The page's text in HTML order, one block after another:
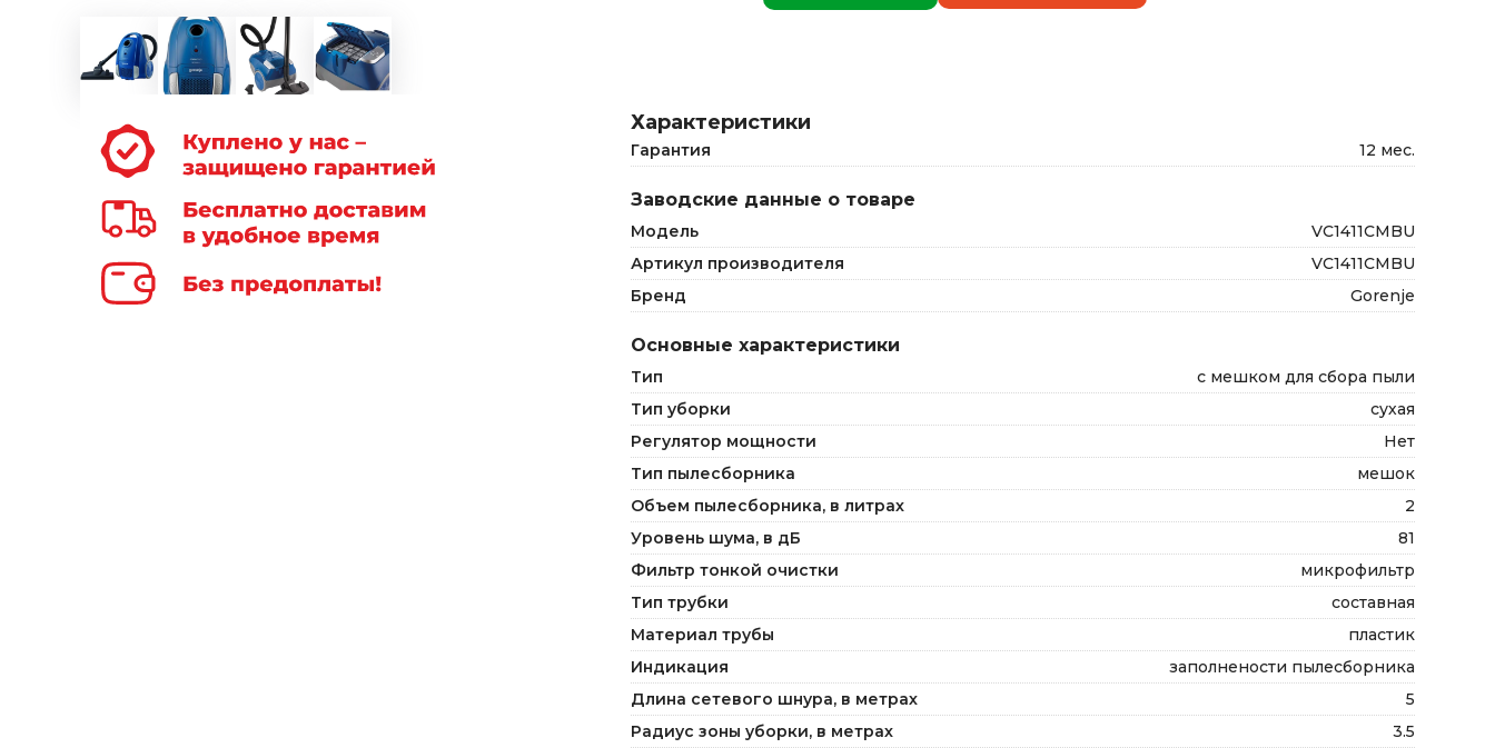
Характеристики
Гарантия 12 мес.
Заводские данные о товаре
Модель
VC1411CMBU
Артикул производителя
VC1411CMBU
Бренд
Gorenje
Основные характеристики
Тип
с мешком для сбора пыли
Тип уборки
сухая
Регулятор мощности
Нет
Тип пылесборника
мешок
Объем пылесборника, в литрах
2
Уровень шума, в дБ
81
Фильтр тонкой очистки
микрофильтр
Тип трубки
составная
Материал трубы
пластик
Индикация
заполнености пылесборника
Длина сетевого шнура, в метрах
5
Радиус зоны уборки, в метрах
3.5